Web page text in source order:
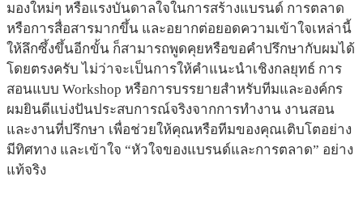
มองใหม่ๆ หรือแรงบันดาลใจในการสร้างแบรนด์ การตลาด
หรือการสื่อสารมากขึ้น และอยากต่อยอดความเข้าใจเหล่านี้
ให้ลึกซึ้งขึ้นอีกขั้น ก็สามารถพูดคุยหรือขอคำปรึกษากับผมได้
โดยตรงครับ ไม่ว่าจะเป็นการให้คำแนะนำเชิงกลยุทธ์ การ
สอนแบบ Workshop หรือการบรรยายสำหรับทีมและองค์กร
ผมยินดีแบ่งปันประสบการณ์จริงจากการทำงาน งานสอน
และงานที่ปรึกษา เพื่อช่วยให้คุณหรือทีมของคุณเติบโตอย่าง
มีทิศทาง และเข้าใจ “หัวใจของแบรนด์และการตลาด” อย่าง
แท้จริง